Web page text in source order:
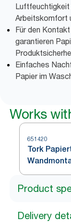
Arbeitskomfort
Für den
garantieren
Einfaches
Papier im
Works
651420
Tork
Türkis W6
Product
Delivery